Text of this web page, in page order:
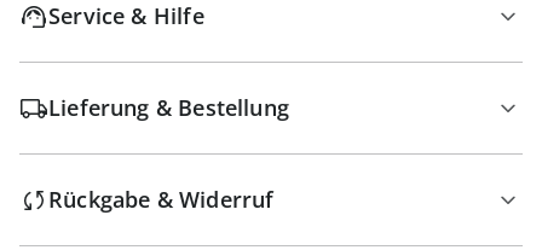
Service & Hilfe
Lieferung & Bestellung
Rückgabe & Widerruf